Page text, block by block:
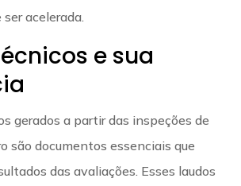
acelerada.
e sua
gerados a partir das inspeções de
são documentos essenciais que
das avaliações. Esses laudos